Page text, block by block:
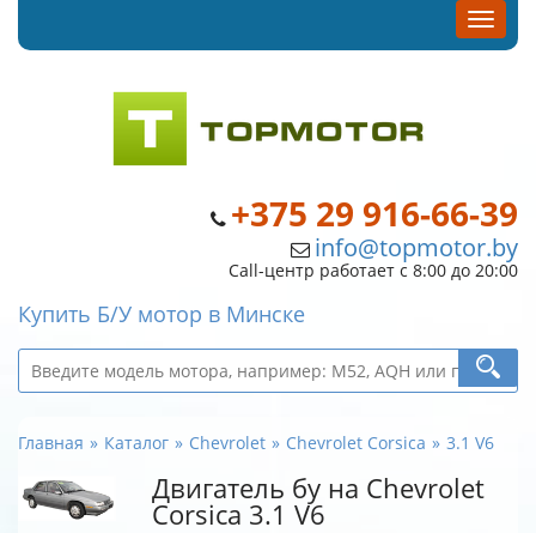
+375 29 916-66-39
info@topmotor.by
Call-центр работает с 8:00 до 20:00
Купить Б/У мотор в Минске
Главная Каталог Chevrolet Chevrolet Corsica 3.1 V6
Двигатель бу на Chevrolet
Corsica 3.1 V6